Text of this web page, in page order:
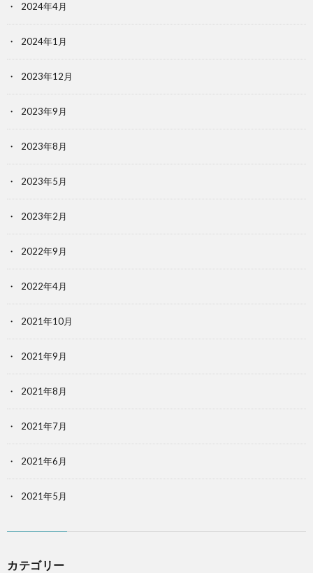
2024年4月
2024年1月
2023年12月
2023年9月
2023年8月
2023年5月
2023年2月
2022年9月
2022年4月
2021年10月
2021年9月
2021年8月
2021年7月
2021年6月
2021年5月
カテゴリー